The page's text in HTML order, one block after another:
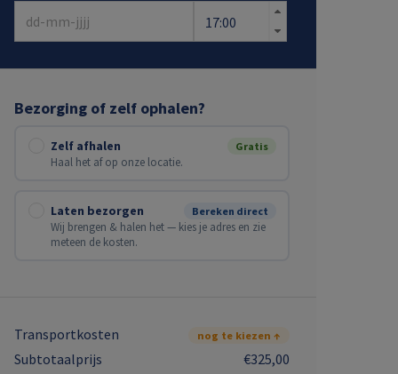
Bezorging of zelf ophalen?
Gratis
Zelf afhalen
Haal het af op onze locatie.
Bereken direct
Laten bezorgen
Wij brengen & halen het — kies je adres en zie
meteen de kosten.
Transportkosten nog te kiezen ↑
Subtotaalprijs
€325,00